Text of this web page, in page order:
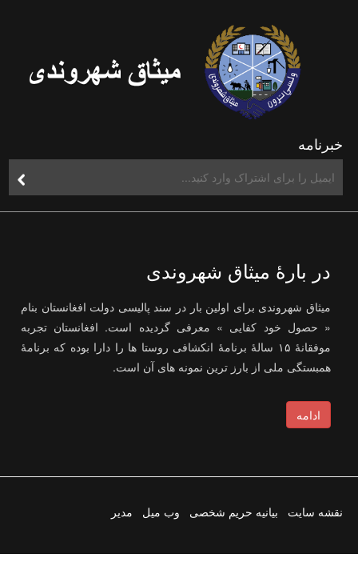
خبرنامه
در بارۀ میثاق شهروندی
میثاق شهروندی برای اولین بار در سند پالیسی دولت افغانستان بنام
« حصول خود کفایی » معرفی گردیده است. افغانستان تجربه
موفقانۀ ۱۵ سالۀ برنامۀ انکشافی روستا ها را دارا بوده که برنامۀ
همبستگی ملی از بارز ترین نمونه های آن است.
ادامه
نقشه سایت بیانیه حریم شخصی وب میل مدیر